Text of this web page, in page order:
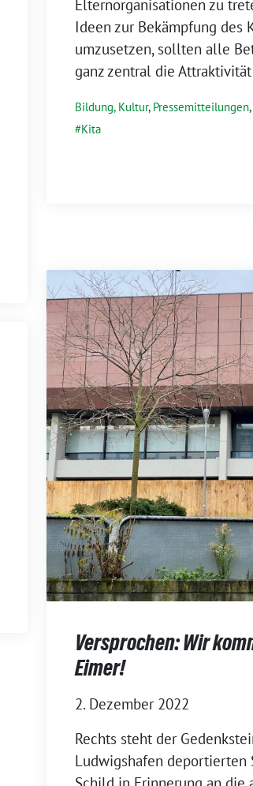
Elternorganisationen zu
Ideen zur Bekämpfung des
umzusetzen, sollten alle
ganz zentral die
Bildung, Kultur, Pressemitteilungen,
Kita
Versprochen: Wir
Eimer!
2. Dezember 2022
Rechts steht der
Ludwigshafen deportierten